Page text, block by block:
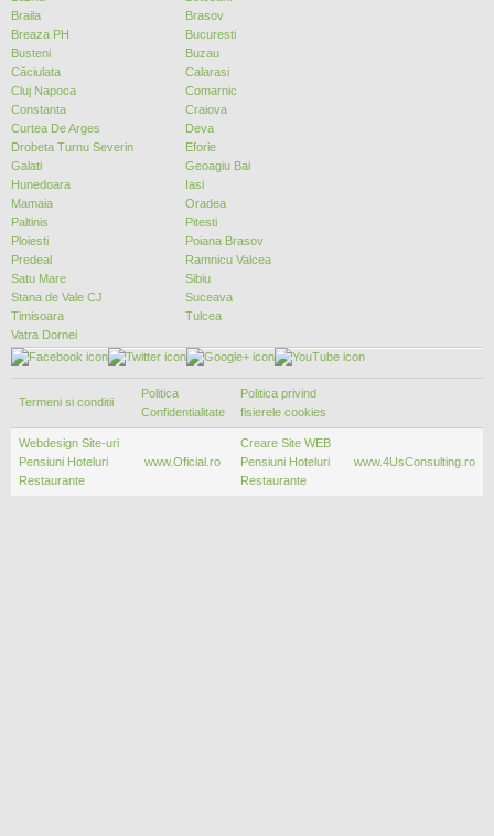
Braila
Brasov
Breaza PH
Bucuresti
Busteni
Buzau
Căciulata
Calarasi
Cluj Napoca
Comarnic
Constanta
Craiova
Curtea De Arges
Deva
Drobeta Turnu Severin
Eforie
Galati
Geoagiu Bai
Hunedoara
Iasi
Mamaia
Oradea
Paltinis
Pitesti
Ploiesti
Poiana Brasov
Predeal
Ramnicu Valcea
Satu Mare
Sibiu
Stana de Vale CJ
Suceava
Timisoara
Tulcea
Vatra Dornei
Termeni si conditii
Politica
Confidentialitate
Politica privind
fisierele cookies
Webdesign Site-uri
Pensiuni Hoteluri
Restaurante
www.Oficial.ro
Creare Site WEB
Pensiuni Hoteluri
Restaurante
www.4UsConsulting.ro